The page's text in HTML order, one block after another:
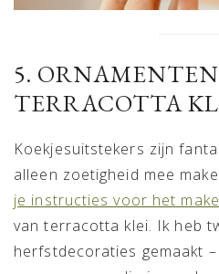
5.
TERRACOTTA
Koekjesuitstekers zijn
alleen zoetigheid mee
je instructies voor het
van terracotta klei. Ik heb
herfstdecoraties gemaakt